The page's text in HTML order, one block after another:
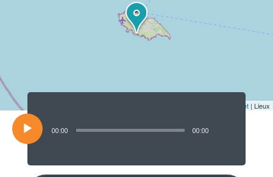
Leaflet | Lieux
Lecteur
00:00 00:00